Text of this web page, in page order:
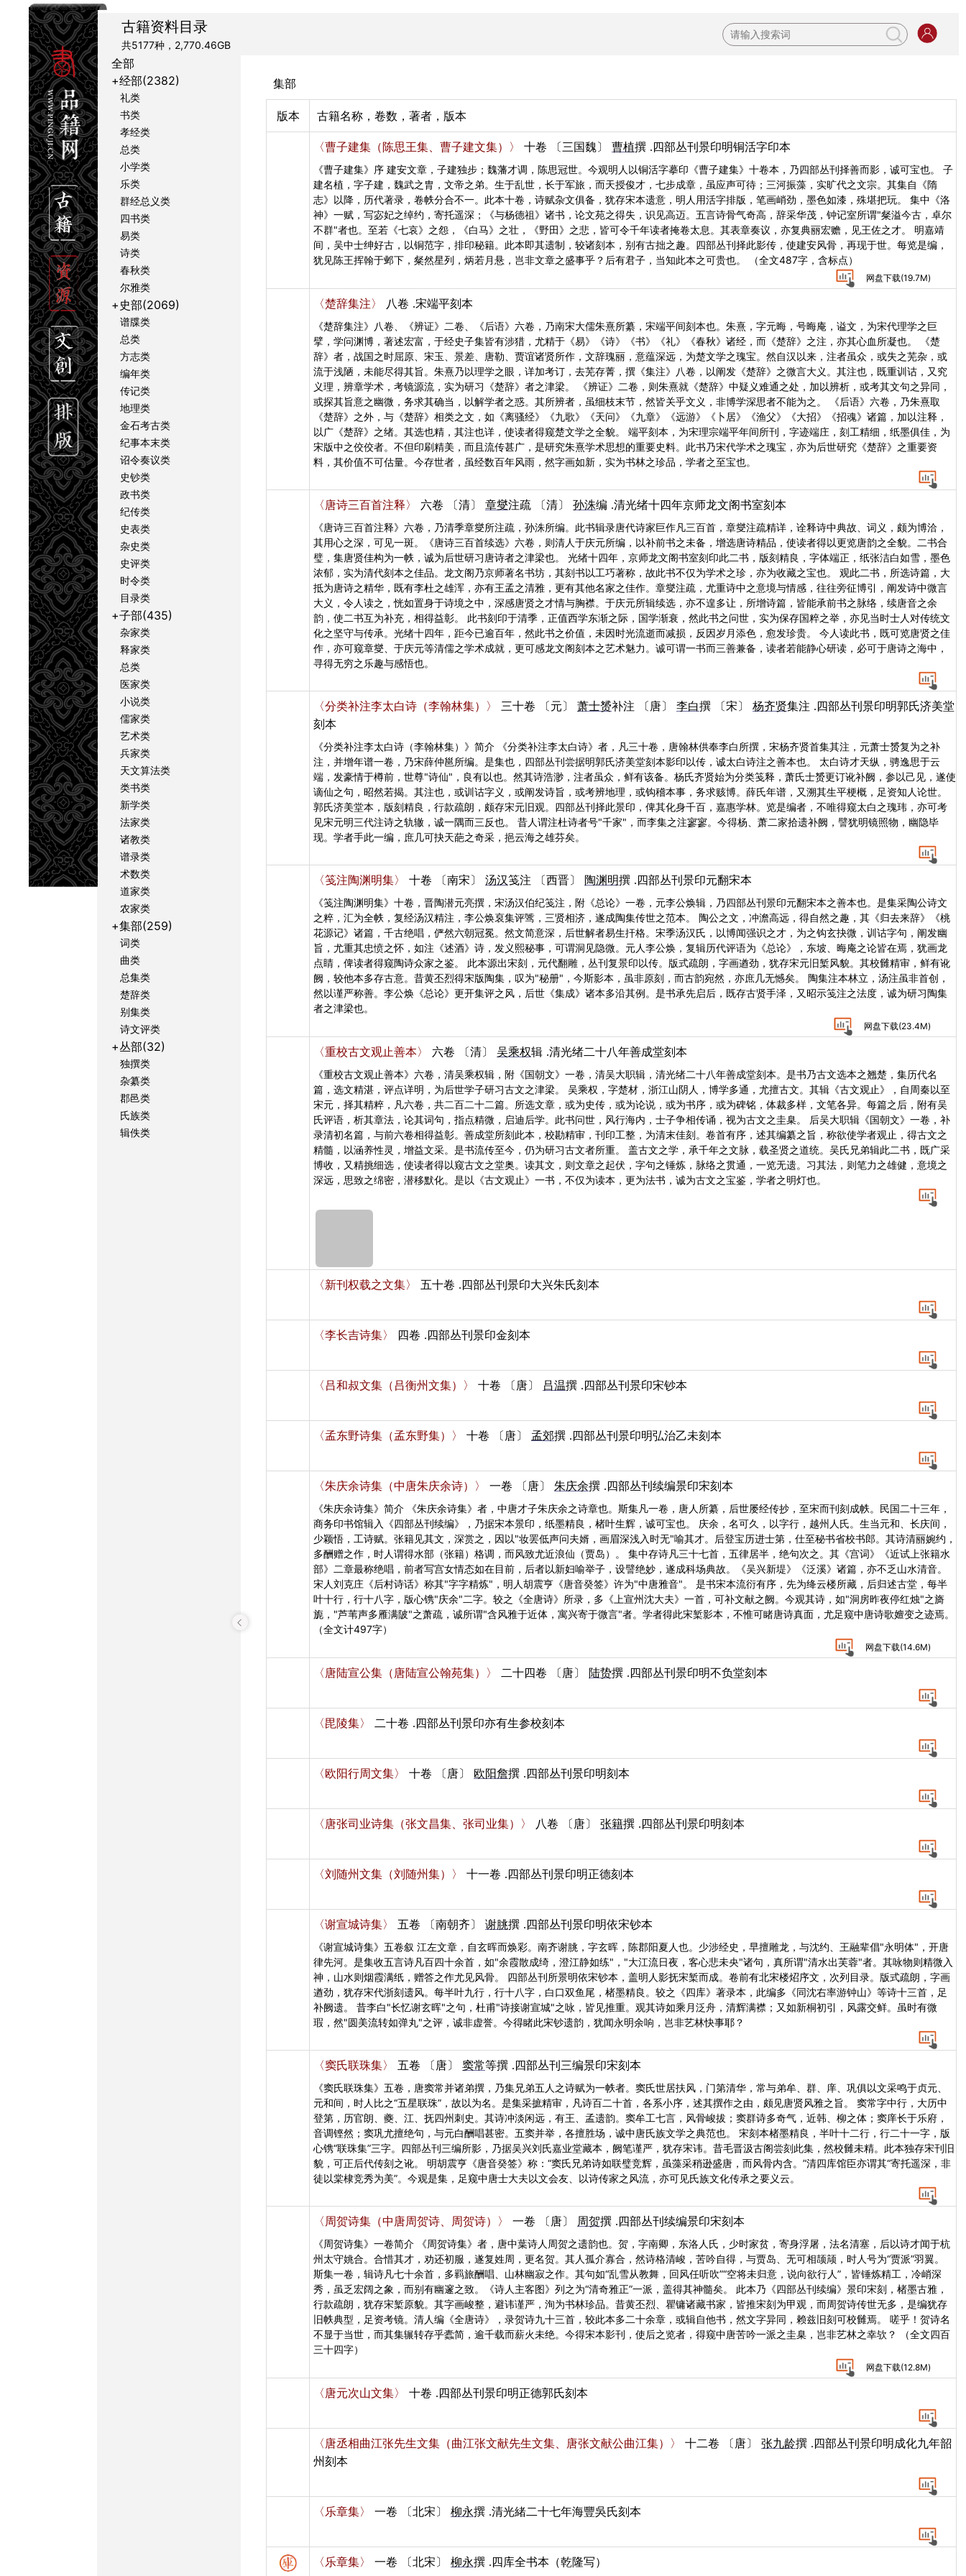
古籍资料目录
共5177种 ， 2,770.46GB
全部
+经部(2382)
礼类
书类
孝经类
总类
小学类
乐类
群经总义类
四书类
易类
诗类
春秋类
尔雅类
+史部(2069)
谱牒类
总类
方志类
编年类
传记类
地理类
金石考古类
纪事本末类
诏令奏议类
史钞类
政书类
纪传类
史表类
杂史类
史评类
时令类
目录类
+子部(435)
杂家类
释家类
总类
医家类
小说类
儒家类
艺术类
兵家类
天文算法类
类书类
新学类
法家类
诸教类
谱录类
术数类
道家类
农家类
+集部(259)
词类
曲类
总集类
楚辞类
别集类
诗文评类
+丛部(32)
独撰类
杂纂类
郡邑类
氏族类
辑佚类
集部
版本 古籍名称，卷数，著者，版本
〈曹子建集（陈思王集、曹子建文集）〉 十卷 〔三国魏〕 曹植撰 .四部丛刊景印明铜活字印本
《曹子建集》序 建安文章，子建独步；魏藩才调，陈思冠世。今观明人以铜活字摹印《曹子建集》十卷本，乃四部丛刊择善而影，诚可宝也。 子
建名植，字子建，魏武之胄，文帝之弟。生于乱世，长于军旅，而天授俊才，七步成章，虽应声可待；三河振藻，实旷代之文宗。其集自《隋
志》以降，历代著录，卷帙分合不一。此本十卷，诗赋杂文俱备，犹存宋本遗意，明人用活字排版，笔画峭劲，墨色如漆，殊堪把玩。 集中《洛
神》一赋，写宓妃之绰约，寄托遥深；《与杨德祖》诸书，论文苑之得失，识见高迈。五言诗骨气奇高，辞采华茂，钟记室所谓"粲溢今古，卓尔
不群"者也。至若《七哀》之怨，《白马》之壮，《野田》之悲，皆可令千年读者掩卷太息。其表章奏议，亦复典丽宏赡，见王佐之才。 明嘉靖
间，吴中士绅好古，以铜范字，排印秘籍。此本即其遗制，较诸刻本，别有古拙之趣。四部丛刊择此影传，使建安风骨，再现于世。每览是编，
犹见陈王挥翰于邺下，粲然星列，炳若月悬，岂非文章之盛事乎？后有君子，当知此本之可贵也。 （全文487字，含标点）
网盘下载(19.7M)
〈楚辞集注〉 八卷 .宋端平刻本
《楚辞集注》八卷、《辨证》二卷、《后语》六卷，乃南宋大儒朱熹所纂，宋端平间刻本也。朱熹，字元晦，号晦庵，谥文，为宋代理学之巨
擘，学问渊博，著述宏富，于经史子集皆有涉猎，尤精于《易》《诗》《书》《礼》《春秋》诸经，而《楚辞》之注，亦其心血所凝也。 《楚
辞》者，战国之时屈原、宋玉、景差、唐勒、贾谊诸贤所作，文辞瑰丽，意蕴深远，为楚文学之瑰宝。然自汉以来，注者虽众，或失之芜杂，或
流于浅陋，未能尽得其旨。朱熹乃以理学之眼，详加考订，去芜存菁，撰《集注》八卷，以阐发《楚辞》之微言大义。其注也，既重训诂，又究
义理，辨章学术，考镜源流，实为研习《楚辞》者之津梁。 《辨证》二卷，则朱熹就《楚辞》中疑义难通之处，加以辨析，或考其文句之异同，
或探其旨意之幽微，务求其确当，以解学者之惑。其所辨者，虽细枝末节，然皆关乎文义，非博学深思者不能为之。 《后语》六卷，乃朱熹取
《楚辞》之外，与《楚辞》相类之文，如《离骚经》《九歌》《天问》《九章》《远游》《卜居》《渔父》《大招》《招魂》诸篇，加以注释，
以广《楚辞》之绪。其选也精，其注也详，使读者得窥楚文学之全貌。 端平刻本，为宋理宗端平年间所刊，字迹端庄，刻工精细，纸墨俱佳，为
宋版中之佼佼者。不但印刷精美，而且流传甚广，是研究朱熹学术思想的重要史料。此书乃宋代学术之瑰宝，亦为后世研究《楚辞》之重要资
料，其价值不可估量。今存世者，虽经数百年风雨，然字画如新，实为书林之珍品，学者之至宝也。
〈唐诗三百首注释〉 六卷 〔清〕 章燮注疏 〔清〕 孙洙编 .清光绪十四年京师龙文阁书室刻本
《唐诗三百首注释》六卷，乃清季章燮所注疏，孙洙所编。此书辑录唐代诗家巨作凡三百首，章燮注疏精详，诠释诗中典故、词义，颇为博洽，
其用心之深，可见一斑。《唐诗三百首续选》六卷，则清人于庆元所编，以补前书之未备，增选唐诗精品，使读者得以更览唐韵之全貌。二书合
璧，集唐贤佳构为一帙，诚为后世研习唐诗者之津梁也。 光绪十四年，京师龙文阁书室刻印此二书，版刻精良，字体端正，纸张洁白如雪，墨色
浓郁，实为清代刻本之佳品。龙文阁乃京师著名书坊，其刻书以工巧著称，故此书不仅为学术之珍，亦为收藏之宝也。 观此二书，所选诗篇，大
抵为唐诗之精华，既有李杜之雄浑，亦有王孟之清雅，更有其他名家之佳作。章燮注疏，尤重诗中之意境与情感，往往旁征博引，阐发诗中微言
大义，令人读之，恍如置身于诗境之中，深感唐贤之才情与胸襟。于庆元所辑续选，亦不遑多让，所增诗篇，皆能承前书之脉络，续唐音之余
韵，使二书互为补充，相得益彰。 此书刻印于清季，正值西学东渐之际，国学渐衰，然此书之问世，实为保存国粹之举，亦见当时士人对传统文
化之坚守与传承。光绪十四年，距今已逾百年，然此书之价值，未因时光流逝而减损，反因岁月添色，愈发珍贵。 今人读此书，既可览唐贤之佳
作，亦可窥章燮、于庆元等清儒之学术成就，更可感龙文阁刻本之艺术魅力。诚可谓一书而三善兼备，读者若能静心研读，必可于唐诗之海中，
寻得无穷之乐趣与感悟也。
〈分类补注李太白诗（李翰林集）〉 三十卷 〔元〕 萧士赟补注 〔唐〕 李白撰 〔宋〕 杨齐贤集注 .四部丛刊景印明郭氏济美堂
刻本
《分类补注李太白诗（李翰林集）》简介 《分类补注李太白诗》者，凡三十卷，唐翰林供奉李白所撰，宋杨齐贤首集其注，元萧士赟复为之补
注，并增年谱一卷，乃宋薛仲邕所编。是集也，四部丛刊尝据明郭氏济美堂刻本影印以传，诚太白诗注之善本也。 太白诗才天纵，骋逸思于云
端，发豪情于樽前，世尊"诗仙"，良有以也。然其诗浩渺，注者虽众，鲜有该备。杨氏齐贤始为分类笺释，萧氏士赟更订讹补阙，参以己见，遂使
谪仙之句，昭然若揭。其注也，或训诂字义，或阐发诗旨，或考辨地理，或钩稽本事，务求赅博。薛氏年谱，又溯其生平梗概，足资知人论世。
郭氏济美堂本，版刻精良，行款疏朗，颇存宋元旧观。四部丛刊择此景印，俾其化身千百，嘉惠学林。览是编者，不唯得窥太白之瑰玮，亦可考
见宋元明三代注诗之轨辙，诚一隅而三反也。 昔人谓注杜诗者号"千家"，而李集之注寥寥。今得杨、萧二家拾遗补阙，譬犹明镜照物，幽隐毕
现。学者手此一编，庶几可抉天葩之奇采，挹云海之雄芬矣。
〈笺注陶渊明集〉 十卷 〔南宋〕 汤汉笺注 〔西晋〕 陶渊明撰 .四部丛刊景印元翻宋本
《笺注陶渊明集》十卷，晋陶潜元亮撰，宋汤汉伯纪笺注，附《总论》一卷，元李公焕辑，乃四部丛刊景印元翻宋本之善本也。是集采陶公诗文
之粹，汇为全帙，复经汤汉精注，李公焕裒集评骘，三贤相济，遂成陶集传世之范本。 陶公之文，冲澹高远，得自然之趣，其《归去来辞》《桃
花源记》诸篇，千古绝唱，俨然六朝冠冕。然文简意深，后世解者易生扞格。宋季汤汉氏，以博闻强识之才，为之钩玄抉微，训诂字句，阐发幽
旨，尤重其忠愤之怀，如注《述酒》诗，发义熙秘事，可谓洞见隐微。元人李公焕，复辑历代评语为《总论》，东坡、晦庵之论皆在焉，犹画龙
点睛，俾读者得窥陶诗众家之鉴。 此本源出宋刻，元代翻雕，丛刊复景印以传。版式疏朗，字画遒劲，犹存宋元旧椠风貌。其校雠精审，鲜有讹
阙，较他本多存古意。昔黄丕烈得宋版陶集，叹为"秘册"，今斯影本，虽非原刻，而古韵宛然，亦庶几无憾矣。 陶集注本林立，汤注虽非首创，
然以谨严称善。李公焕《总论》更开集评之风，后世《集成》诸本多沿其例。是书承先启后，既存古贤手泽，又昭示笺注之法度，诚为研习陶集
者之津梁也。
网盘下载(23.4M)
〈重校古文观止善本〉 六卷 〔清〕 吴乘权辑 .清光绪二十八年善成堂刻本
《重校古文观止善本》六卷，清吴乘权辑，附《国朝文》一卷，清吴大职辑，清光绪二十八年善成堂刻本。是书乃古文选本之翘楚，集历代名
篇，选文精湛，评点详明，为后世学子研习古文之津梁。 吴乘权，字楚材，浙江山阴人，博学多通，尤擅古文。其辑《古文观止》，自周秦以至
宋元，择其精粹，凡六卷，共二百二十二篇。所选文章，或为史传，或为论说，或为书序，或为碑铭，体裁多样，文笔各异。每篇之后，附有吴
氏评语，析其章法，论其词句，指点精微，启迪后学。此书问世，风行海内，士子争相传诵，视为古文之圭臬。 后吴大职辑《国朝文》一卷，补
录清初名篇，与前六卷相得益彰。善成堂所刻此本，校勘精审，刊印工整，为清末佳刻。卷首有序，述其编纂之旨，称欲使学者观止，得古文之
精髓，以涵养性灵，增益文采。是书流传至今，仍为研习古文者所重。 盖古文之学，承千年之文脉，载圣贤之道统。吴氏兄弟辑此二书，既广采
博收，又精挑细选，使读者得以窥古文之堂奥。读其文，则文章之起伏，字句之锤炼，脉络之贯通，一览无遗。习其法，则笔力之雄健，意境之
深远，思致之绵密，潜移默化。是以《古文观止》一书，不仅为读本，更为法书，诚为古文之宝鉴，学者之明灯也。
〈新刊权载之文集〉 五十卷 .四部丛刊景印大兴朱氏刻本
〈李长吉诗集〉 四卷 .四部丛刊景印金刻本
〈吕和叔文集（吕衡州文集）〉 十卷 〔唐〕 吕温撰 .四部丛刊景印宋钞本
〈孟东野诗集（孟东野集）〉 十卷 〔唐〕 孟郊撰 .四部丛刊景印明弘治乙未刻本
〈朱庆余诗集（中唐朱庆余诗）〉 一卷 〔唐〕 朱庆余撰 .四部丛刊续编景印宋刻本
《朱庆余诗集》简介 《朱庆余诗集》者，中唐才子朱庆余之诗章也。斯集凡一卷，唐人所纂，后世屡经传抄，至宋而刊刻成帙。民国二十三年，
商务印书馆辑入《四部丛刊续编》，乃据宋本景印，纸墨精良，楮叶生辉，诚可宝也。 庆余，名可久，以字行，越州人氏。生当元和、长庆间，
少颖悟，工诗赋。张籍见其文，深赏之，因以"妆罢低声问夫婿，画眉深浅入时无"喻其才。后登宝历进士第，仕至秘书省校书郎。其诗清丽婉约，
多酬赠之作，时人谓得水部（张籍）格调，而风致尤近浪仙（贾岛）。 集中存诗凡三十七首，五律居半，绝句次之。其《宫词》《近试上张籍水
部》二章最称绝唱，前者写宫女情态如在目前，后者以新妇喻举子，设譬绝妙，遂成科场典故。《吴兴新堤》《泛溪》诸篇，亦不乏山水清音。
宋人刘克庄《后村诗话》称其"字字精炼"，明人胡震亨《唐音癸签》许为"中唐雅音"。 是书宋本流衍有序，先为绛云楼所藏，后归述古堂，每半
叶十行，行十八字，版心镌"庆余"二字。较之《全唐诗》所录，多《上宣州沈大夫》一首，可补文献之阙。今观其诗，如"洞房昨夜停红烛"之旖
旎，"芦苇声多雁满陂"之萧疏，诚所谓"含风雅于近体，寓兴寄于微言"者。学者得此宋椠影本，不惟可睹唐诗真面，尤足窥中唐诗歌嬗变之迹焉。
（全文计497字）
网盘下载(14.6M)
〈唐陆宣公集（唐陆宣公翰苑集）〉 二十四卷 〔唐〕 陆贽撰 .四部丛刊景印明不负堂刻本
〈毘陵集〉 二十卷 .四部丛刊景印亦有生参校刻本
〈欧阳行周文集〉 十卷 〔唐〕 欧阳詹撰 .四部丛刊景印明刻本
〈唐张司业诗集（张文昌集、张司业集）〉 八卷 〔唐〕 张籍撰 .四部丛刊景印明刻本
〈刘随州文集（刘随州集）〉 十一卷 .四部丛刊景印明正德刻本
〈谢宣城诗集〉 五卷 〔南朝齐〕 谢朓撰 .四部丛刊景印明依宋钞本
《谢宣城诗集》五卷叙 江左文章，自玄晖而焕彩。南齐谢朓，字玄晖，陈郡阳夏人也。少涉经史，早擅雕龙，与沈约、王融辈倡"永明体"，开唐
律先河。是集收五言诗凡百四十余首，如"余霞散成绮，澄江静如练"，"大江流日夜，客心悲未央"诸句，真所谓"清水出芙蓉"者。其咏物则精微入
神，山水则烟霞满纸，赠答之作尤见风骨。 四部丛刊所景明依宋钞本，盖明人影抚宋椠而成。卷前有北宋楼炤序文，次列目录。版式疏朗，字画
遒劲，犹存宋代浙刻遗风。每半叶九行，行十八字，白口双鱼尾，楮墨精良。较之《四库》著录本，此编多《同沈右率游钟山》等诗十三首，足
补阙遗。 昔李白"长忆谢玄晖"之句，杜甫"诗接谢宣城"之咏，皆见推重。观其诗如乘月泛舟，清辉满襟；又如新桐初引，风露交鲜。虽时有微
瑕，然"圆美流转如弹丸"之评，诚非虚誉。今得睹此宋钞遗韵，犹闻永明余响，岂非艺林快事耶？
〈窦氏联珠集〉 五卷 〔唐〕 窦常等撰 .四部丛刊三编景印宋刻本
《窦氏联珠集》五卷，唐窦常并诸弟撰，乃集兄弟五人之诗赋为一帙者。窦氏世居扶风，门第清华，常与弟牟、群、庠、巩俱以文采鸣于贞元、
元和间，时人比之“五星联珠”，故以为名。是集采摭精审，凡诗百二十首，各系小序，述其撰作之由，颇见唐贤风雅之旨。 窦常字中行，大历中
登第，历官朗、夔、江、抚四州刺史。其诗冲淡闲远，有王、孟遗韵。窦牟工七言，风骨峻拔；窦群诗多奇气，近韩、柳之体；窦庠长于乐府，
音调铿然；窦巩尤擅绝句，与元白酬唱甚密。五窦并举，各擅胜场，诚中唐氏族文学之典范也。 宋刻本楮墨精良，半叶十二行，行二十一字，版
心镌“联珠集”三字。四部丛刊三编所影，乃据吴兴刘氏嘉业堂藏本，阙笔谨严，犹存宋讳。昔毛晋汲古阁尝刻此集，然校雠未精。此本独存宋刊旧
貌，可正后代传刻之讹。 明胡震亨《唐音癸签》称：“窦氏兄弟诗如联璧竞辉，虽藻采稍逊盛唐，而风骨内含。”清四库馆臣亦谓其“寄托遥深，非
徒以棠棣竞秀为美”。今观是集，足窥中唐士大夫以文会友、以诗传家之风流，亦可见氏族文化传承之要义云。
〈周贺诗集（中唐周贺诗、周贺诗）〉 一卷 〔唐〕 周贺撰 .四部丛刊续编景印宋刻本
《周贺诗集》一卷简介 《周贺诗集》者，唐中葉诗人周贺之遗韵也。贺，字南卿，东洛人氏，少时家贫，寄身浮屠，法名清塞，后以诗才闻于杭
州太守姚合。合惜其才，劝还初服，遂复姓周，更名贺。其人孤介寡合，然诗格清峻，苦吟自得，与贾岛、无可相颉颃，时人号为“贾派”羽翼。
斯集一卷，辑诗凡七十余首，多羁旅酬唱、山林幽寂之作。其句如“乱雪从教舞，回风任听吹”“空将未归意，说向欲行人”，皆锤炼精工，冷峭深
秀，虽乏宏阔之象，而别有幽邃之致。《诗人主客图》列之为“清奇雅正”一派，盖得其神髓矣。 此本乃《四部丛刊续编》景印宋刻，楮墨古雅，
行款疏朗，犹存宋椠原貌。其字画峻整，避讳谨严，洵为书林珍品。昔黄丕烈、瞿镛诸藏书家，皆推宋刻为甲观，而周贺诗传世无多，是编犹存
旧帙典型，足资考镜。清人编《全唐诗》，录贺诗九十三首，较此本多二十余章，或辑自他书，然文字异同，赖兹旧刻可校雠焉。 嗟乎！贺诗名
不显于当世，而其集辗转存乎蠹简，逾千载而薪火未绝。今得宋本影刊，使后之览者，得窥中唐苦吟一派之圭臬，岂非艺林之幸欤？ （全文四百
三十四字）
网盘下载(12.8M)
〈唐元次山文集〉 十卷 .四部丛刊景印明正德郭氏刻本
〈唐丞相曲江张先生文集（曲江张文献先生文集、唐张文献公曲江集）〉 十二卷 〔唐〕 张九龄撰 .四部丛刊景印明成化九年韶
州刻本
〈乐章集〉 一卷 〔北宋〕 柳永撰 .清光緒二十七年海豐吳氏刻本
〈乐章集〉 一卷 〔北宋〕 柳永撰 .四库全书本（乾隆写）